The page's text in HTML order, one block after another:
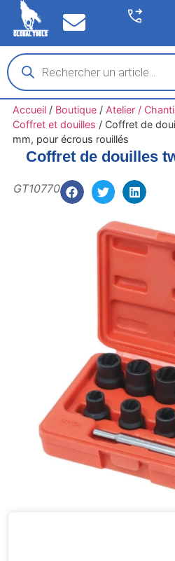
Accueil/ Boutique/ Atelier /
Coffret et douilles / Coffret de
mm, pour écrous rouillés
Coffret de douilles
GT10770